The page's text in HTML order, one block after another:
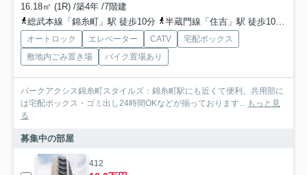
16.18㎡ (1R) /築4年 /7階建
総武本線「錦糸町」駅 徒歩10分
半蔵門線「住吉」駅 徒歩10分
オートロック エレベーター CATV
宅配ボックス
敷地内ごみ置き場
バイク置場あり
パークアクシス錦糸町スタイルズ：錦糸町駅にも近くて便利。共用部に
は宅配ボックス・ゴミ出し24時間OKなどが揃っております... もっと見
る
募集中の部屋
412